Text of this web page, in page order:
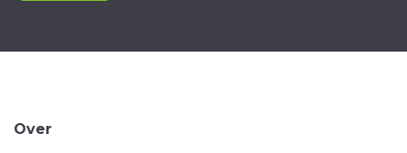
Over